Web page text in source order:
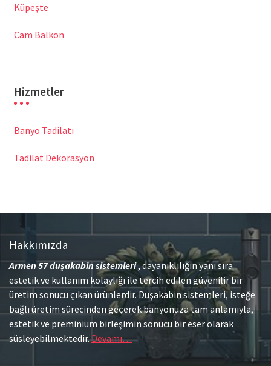
Küpeşte
Cam Balkon
Hizmetler
Banyo Tadilatı
Tadilat Dekorasyon
Hakkımızda
Armen 57duşakabin sistemleri, dayanıklılığın yanı sıra
estetik ve kullanım kolaylığı ile tercih edilen güvenilir bir
üretim sonucu çıkan ürünlerdir. Duşakabin sistemleri, isteğe
bağlı üretim sürecinden geçerek banyonuza tam anlamıyla,
estetik ve preminium birleşimin sonucu bir eser olarak
süsleyebilmektedir.Devamı…